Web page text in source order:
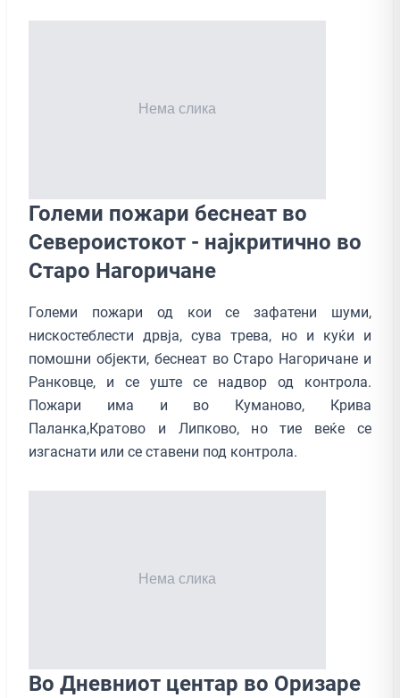
Големи пожари беснеат во
Североистокот - најкритично во
Старо Нагоричане
Големи пожари од кои се зафатени шуми,
нискостеблести дрвја, сува трева, но и куќи и
помошни објекти, беснеат во Старо Нагоричане и
Ранковце, и се уште се надвор од контрола.
Пожари има и во Куманово, Крива
Паланка,Кратово и Липково, но тие веќе се
изгаснати или се ставени под контрола.
Во Дневниот центар во Оризаре